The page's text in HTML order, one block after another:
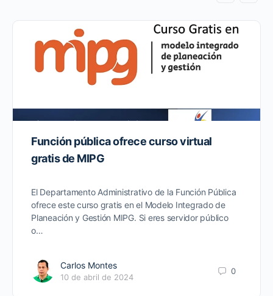
Función pública ofrece curso virtual
gratis de MIPG
El Departamento Administrativo de la Función Pública
ofrece este curso gratis en el Modelo Integrado de
Planeación y Gestión MIPG. Si eres servidor público
o…
Carlos Montes
10 de abril de 2024
0